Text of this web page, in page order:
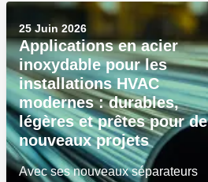
25 Juin 2026
Applications en acier
inoxydable pour les
installations HVAC
modernes : durables,
légères et prêtes pour de
nouveaux projets
Avec ses nouveaux séparateurs